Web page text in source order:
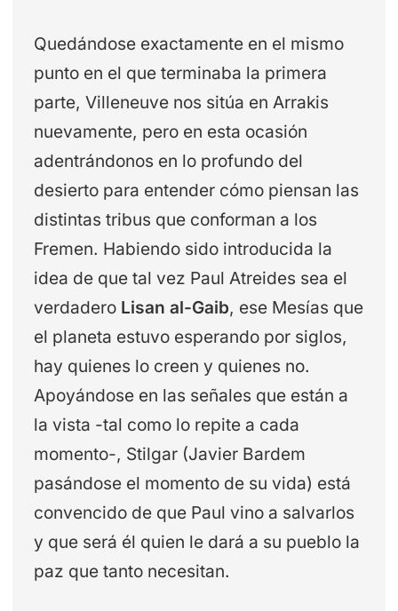
Quedándose exactamente en el mismo
punto en el que terminaba la primera
parte, Villeneuve nos sitúa en Arrakis
nuevamente, pero en esta ocasión
adentrándonos en lo profundo del
desierto para entender cómo piensan las
distintas tribus que conforman a los
Fremen. Habiendo sido introducida la
idea de que tal vez Paul Atreides sea el
verdadero Lisan al-Gaib, ese Mesías que
el planeta estuvo esperando por siglos,
hay quienes lo creen y quienes no.
Apoyándose en las señales que están a
la vista -tal como lo repite a cada
momento-, Stilgar (Javier Bardem
pasándose el momento de su vida) está
convencido de que Paul vino a salvarlos
y que será él quien le dará a su pueblo la
paz que tanto necesitan.